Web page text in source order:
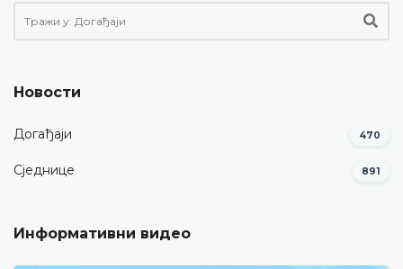
Новости
Догађаји 470
Сједнице 891
Информативни видео